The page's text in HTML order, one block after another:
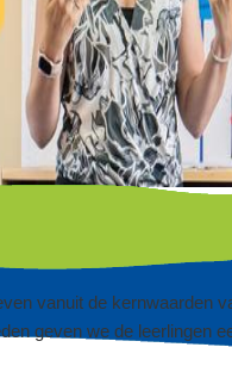
vanuit de kernwaarden
geven we de